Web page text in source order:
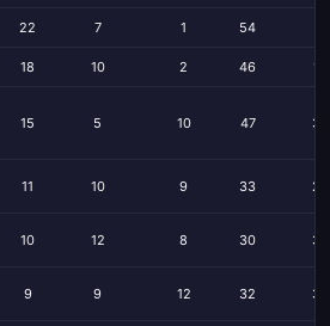
22 7 1 54
18 10 2 46 12
15 5 10 47 35
11 10 9 33 28
10 12 8 30 33
9 9 12 32 35